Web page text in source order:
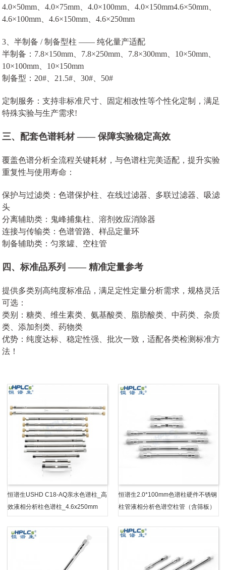
4.0×50mm、4.0×75mm、4.0×100mm、4.0×150mm4.6×50mm、
4.6×100mm、4.6×150mm、4.6×250mm
3、半制备 / 制备型柱 —— 纯化量产适配
半制备：7.8×150mm、7.8×250mm、7.8×300mm、10×50mm、
10×100mm、10×150mm
制备型：20#、21.5#、30#、50#
定制服务：支持非标准尺寸、固定相改性等个性化定制，满足
特殊实验与生产需求!
三、配套色谱耗材 —— 保障实验稳定高效
覆盖色谱分析全流程关键耗材，与色谱柱完美适配，提升实验
重复性与使用寿命：
保护与过滤类：色谱保护柱、在线过滤器、多联过滤器、吸滤
头
分离辅助类：鬼峰捕集柱、溶剂效应消除器
连接与传输类：色谱管路、样品定量环
制备辅助类：匀浆罐、空柱管
四、标准品系列 —— 精准定量参考
提供多类别高纯度标准品，满足定性定量分析需求，规格灵活
可选：
类别：糖类、维生素类、氨基酸类、脂肪酸类、中药类、杂质
类、添加剂类、药物类
优势：纯度达标、稳定性强、批次一致，适配各类检测标准方
法！
恒谱生USHD C18-AQ亲水色谱柱_高
效液相分析柱色谱柱_4.6x250mm
恒谱生2.0*100mm色谱柱硬件不锈钢
柱管液相分析色谱空柱管（含筛板）